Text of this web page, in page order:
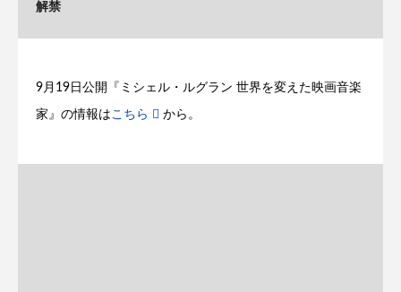
解禁
9月19日公開『ミシェル・ルグラン 世界を変えた映画音楽
家』の情報はこちら から。